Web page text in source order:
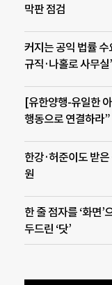
막판 점검
커지는 공익 법률
규직·나홀로 사무실
[유한양행-유일한
행동으로 연결하라”
한강·허준이도 받
원
한 줄 점자를 ‘화면
두드린 ‘닷’